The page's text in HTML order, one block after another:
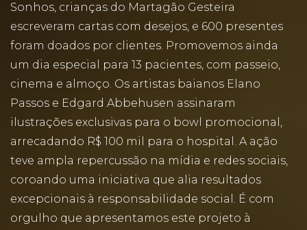
Sonhos, crianças do Martagão Gesteira
escreveram cartas com desejos, e 600 presentes
foram doados por clientes. Promovemos ainda
um dia especial para 13 pacientes, com passeio,
cinema e almoço. Os artistas baianos Elano
Passos e Edgard Abbehusen assinaram
ilustrações exclusivas para o bowl promocional,
arrecadando R$ 100 mil para o hospital. A ação
teve ampla repercussão na mídia e redes sociais,
coroando uma iniciativa que alia resultados
excepcionais à responsabilidade social. É com
orgulho que apresentamos este projeto à